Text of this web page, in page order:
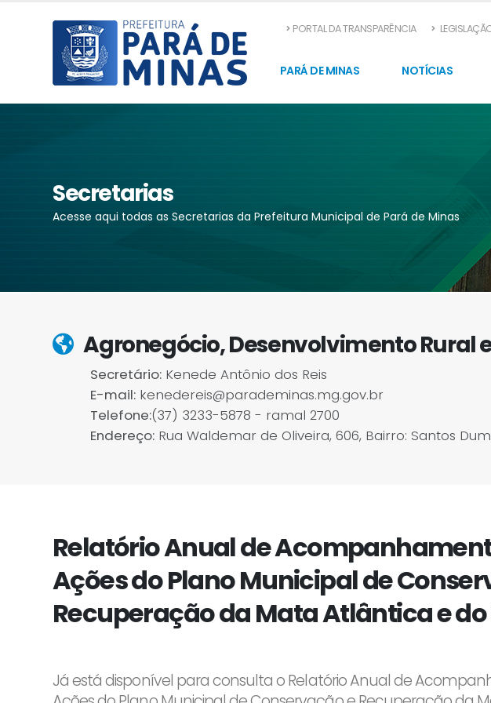
PORTAL DA TRANSPARÊNCIA
PARÁ DE MINAS NOTÍCIAS
Secretarias
Acesse aqui todas as Secretarias da Prefeitura Municipal de Pará de Minas
Agronegócio, Desenvolvimento Rural
Secretário: Kenede Antônio dos Reis
E-mail: kenedereis@parademinas.mg.gov.br
Telefone:(37) 3233-5878 - ramal 2700
Endereço: Rua Waldemar de Oliveira, 606, Bairro: Santos
Relatório Anual de
Ações do Plano Municipal de
Recuperação da Mata Atlântica e
Já está disponível para consulta o Relatório Anual de